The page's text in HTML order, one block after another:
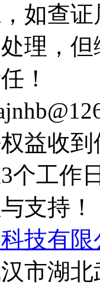
如查
理，
！
益收
个工作
支持！
技有限
市湖